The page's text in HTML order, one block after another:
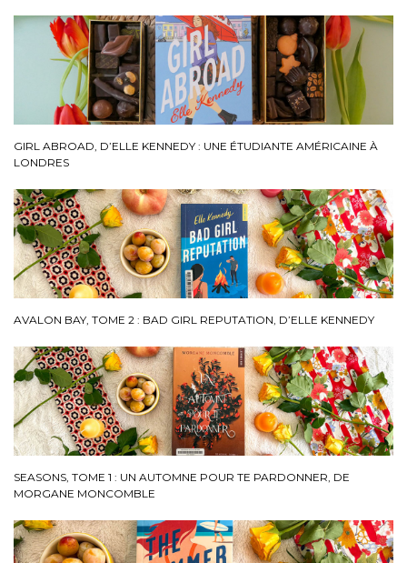
GIRL ABROAD, D’ELLE KENNEDY : UNE ÉTUDIANTE AMÉRICAINE À
LONDRES
AVALON BAY, TOME 2 : BAD GIRL REPUTATION, D’ELLE KENNEDY
SEASONS, TOME 1 : UN AUTOMNE POUR TE PARDONNER, DE
MORGANE MONCOMBLE